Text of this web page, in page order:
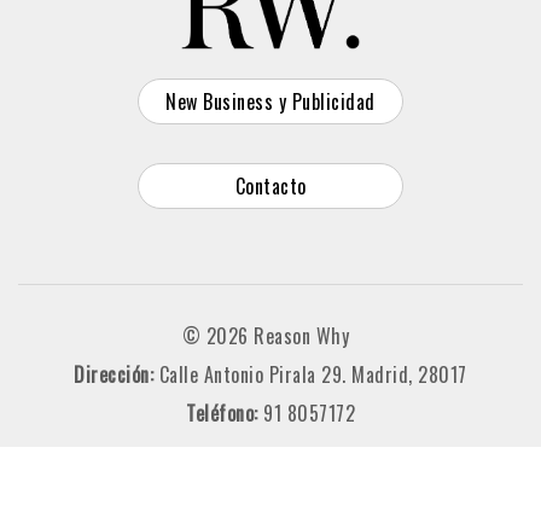
New Business y Publicidad
Contacto
© 2026 Reason Why
Dirección: Calle Antonio Pirala 29. Madrid, 28017
Teléfono: 91 8057172